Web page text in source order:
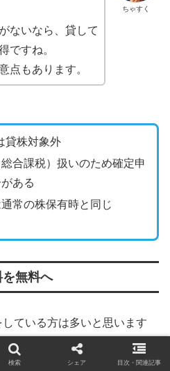
ちゃすく
ないなら、貸して
ですね。
点もあります。
貸株対象外
合課税）扱いのため確定申
ある
常の株保有時と同じ
無料へ
ている方は多いと思います
買すると下記のように為替手
取引手数料とは別）
検索 シェア 目次・関連記事